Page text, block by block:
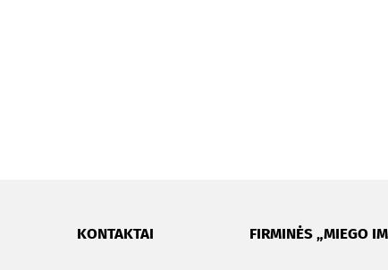
KONTAKTAI FIRMINĖS „MIEGO